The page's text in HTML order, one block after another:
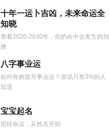
十年一运卜吉凶，未来命运全
知晓
查看2020-2030年，你的命中会发生的劫
难
八字事业运
如何有效提升事业运？据说只有3%的人
知道
宝宝起名
扭转命运，从姓名开始